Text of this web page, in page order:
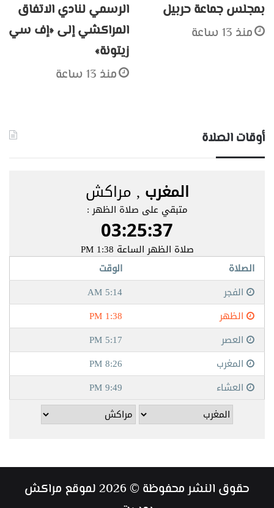
بمجلس جماعة حربيل
منذ 13 ساعة
الرسمي لنادي الاتفاق
المراكشي إلى «إف سي
زيتونة»
منذ 13 ساعة
أوقات الصلاة
حقوق النشر محفوظة © 2026 لموقع مراكش